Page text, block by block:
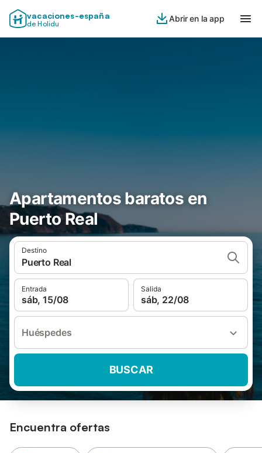
vacaciones-españa
de Holidu
Abrir en la app
Apartamentos baratos en
Puerto Real
Destino
Puerto Real
Entrada
sáb, 15/08
Salida
sáb, 22/08
Huéspedes
BUSCAR
Encuentra ofertas